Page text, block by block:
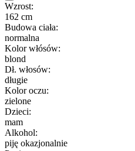
Wzrost:
162 cm
Budowa ciała:
normalna
Kolor włósów:
blond
Dł. włosów:
długie
Kolor oczu:
zielone
Dzieci:
mam
Alkohol:
piję okazjonalnie